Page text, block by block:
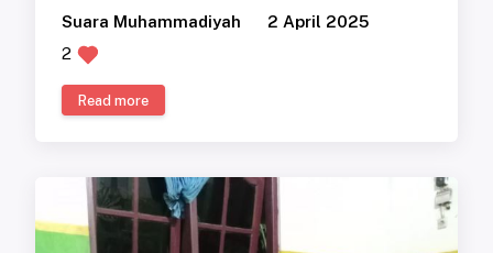
Suara Muhammadiyah
2 April 2025
2
Read more